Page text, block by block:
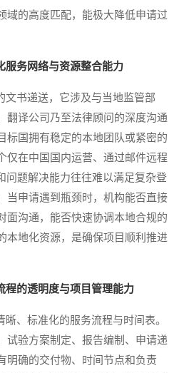
域的高度匹配，能极大降低申请过
服务网络与资源整合能力
书递送，它涉及与当地监管部
翻译公司乃至法律顾问的深度沟通
标国拥有稳定的本地团队或紧密的
仅在中国国内运营、通过邮件远程
问题解决能力往往难以满足复杂登
当申请遇到瓶颈时，机构能否直接
面沟通，能否快速协调本地合规的
本地化资源，是确保项目顺利推进
程的透明度与项目管理能力
、标准化的服务流程与时间表。
试验方案制定、报告编制、申请递
明确的交付物、时间节点和负责